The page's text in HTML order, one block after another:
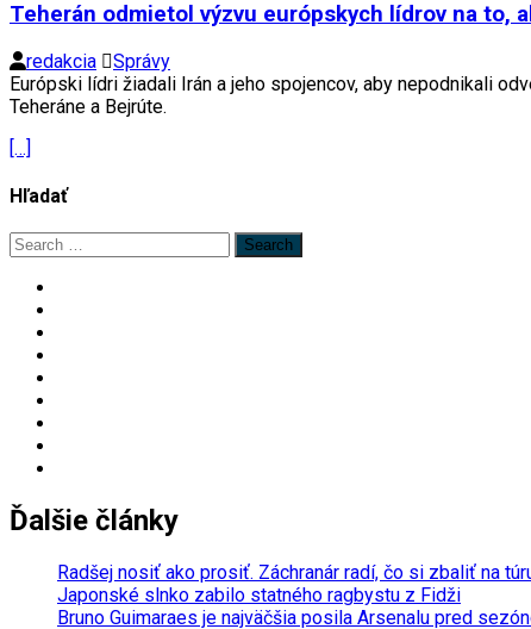
Teherán odmietol výzvu európskych lídrov na to,
redakcia
Správy
Európski lídri žiadali Irán a jeho spojencov, aby nepodnikali
Teheráne a Bejrúte.
[…]
Hľadať
Search
Ďalšie články
Radšej nosiť ako prosiť. Záchranár radí, čo si zbaliť na
Japonské slnko zabilo statného ragbystu z Fidži
Bruno Guimaraes je najväčšia posila Arsenalu pred